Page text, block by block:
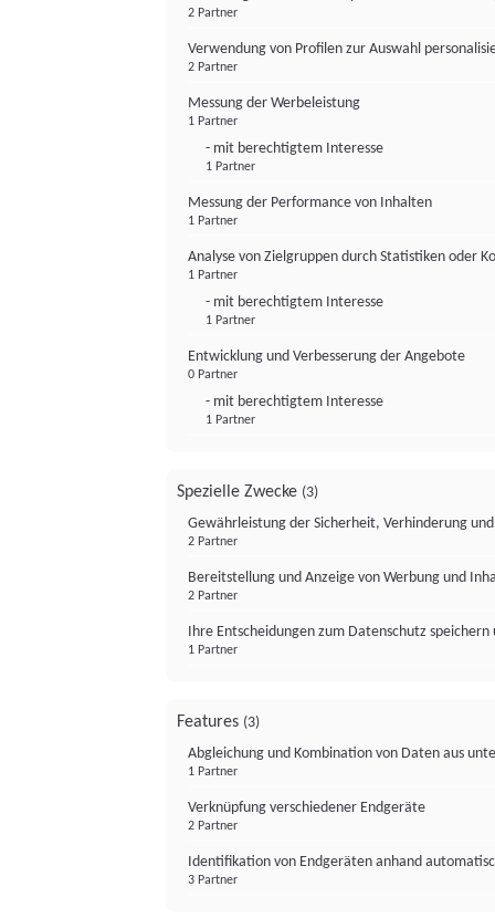
2 Partner
Verwendung von Profilen zur Auswahl
2 Partner
Messung der Werbeleistung
1 Partner
- mit berechtigtem Interesse
1 Partner
Messung der Performance von Inhalten
1 Partner
Analyse von Zielgruppen durch Statistiken oder
1 Partner
- mit berechtigtem Interesse
1 Partner
Entwicklung und Verbesserung der Angebote
0 Partner
- mit berechtigtem Interesse
1 Partner
Spezielle Zwecke (3)
Gewährleistung der Sicherheit, Verhinderung
2 Partner
Bereitstellung und Anzeige von Werbung und
2 Partner
Ihre Entscheidungen zum Datenschutz
1 Partner
Features (3)
Abgleichung und Kombination von Daten aus
1 Partner
Verknüpfung verschiedener Endgeräte
2 Partner
Identifikation von Endgeräten anhand
3 Partner